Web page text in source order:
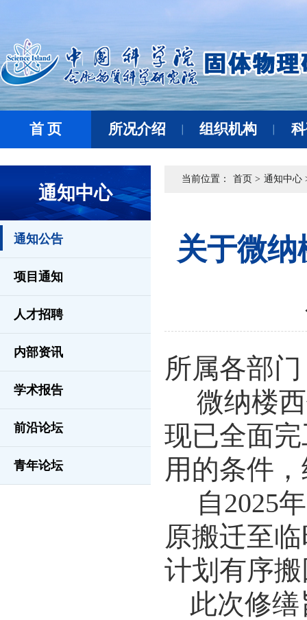
首 页 所况介绍 组织机构
通知中心
通知公告
项目通知
人才招聘
内部资讯
学术报告
前沿论坛
青年论坛
当前位置： 首页 > 通知中心
关于微
所属各部
微纳楼
现已全面
用的条件
自2025
原搬迁至
计划有序
此次修